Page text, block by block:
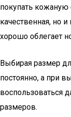
покупать кожаную
качественная, но
хорошо облегает
Выбирая размер
постоянно, а при
воспользоваться
размеров.